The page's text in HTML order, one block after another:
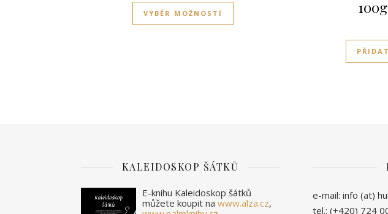
VÝBĚR MOŽNOSTÍ
KALEIDOSKOP ŠÁTKŮ
E-knihu Kaleidoskop šátků
můžete koupit na www.alza.cz,
e-mail: info (at)
tel.: (+420) 724